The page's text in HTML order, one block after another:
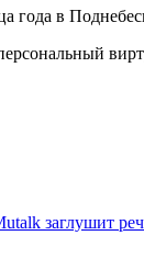
года в
заглушит